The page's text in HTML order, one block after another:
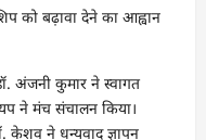
को बढ़ावा देने का आह्वान
अंजनी कुमार ने स्वागत
ने मंच संचालन किया।
केशव ने धन्यवाद ज्ञापन